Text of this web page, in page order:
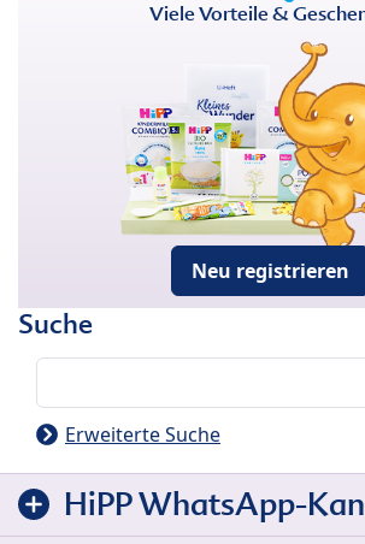
Viele Vorteile &
Neu registrieren
Suche
Erweiterte Suche
HiPP WhatsApp-